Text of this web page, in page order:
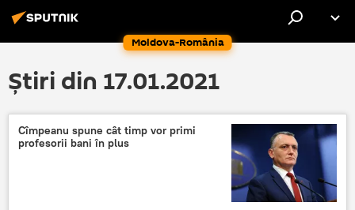
Moldova-România
Știri din 17.01.2021
Cîmpeanu spune cât timp vor primi
profesorii bani în plus